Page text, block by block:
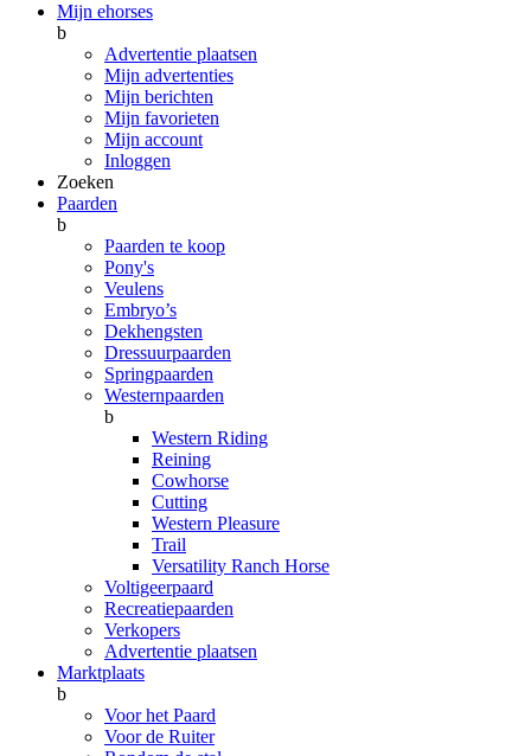
Mijn ehorses
b
Advertentie plaatsen
Mijn advertenties
Mijn berichten
Mijn favorieten
Mijn account
Inloggen
Zoeken
Paarden
b
Paarden te koop
Pony's
Veulens
Embryo’s
Dekhengsten
Dressuurpaarden
Springpaarden
Westernpaarden
b
Western Riding
Reining
Cowhorse
Cutting
Western Pleasure
Trail
Versatility Ranch Horse
Voltigeerpaard
Recreatiepaarden
Verkopers
Advertentie plaatsen
Marktplaats
b
Voor het Paard
Voor de Ruiter